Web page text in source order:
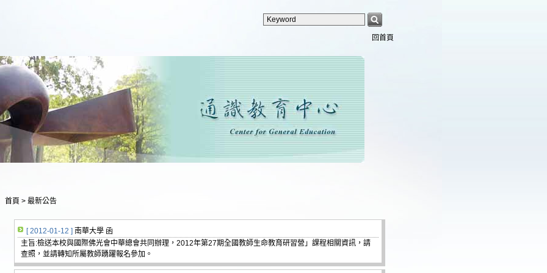
回首頁
首頁 > 最新公告
[ 2012-01-12 ] 南華大學 函
主旨:檢送本校與國際佛光會中華總會共同辦理，2012年第27期全國教師生命教育研習營」課程相關資訊，請
查照，並請轉知所屬教師踴躍報名參加。